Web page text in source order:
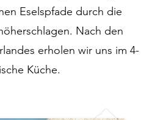
Eselspfade durch die
Nach den
erholen wir uns im 4-
Küche.